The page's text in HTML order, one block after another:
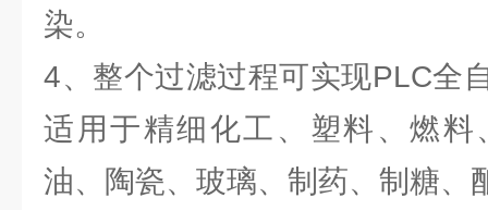
染。
4、整个过滤过程可实现PLC全
适用于精细化工、塑料、燃料
油、陶瓷、玻璃、制药、制糖、